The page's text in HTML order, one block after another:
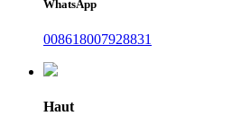
WhatsApp
008618007928831
Haut